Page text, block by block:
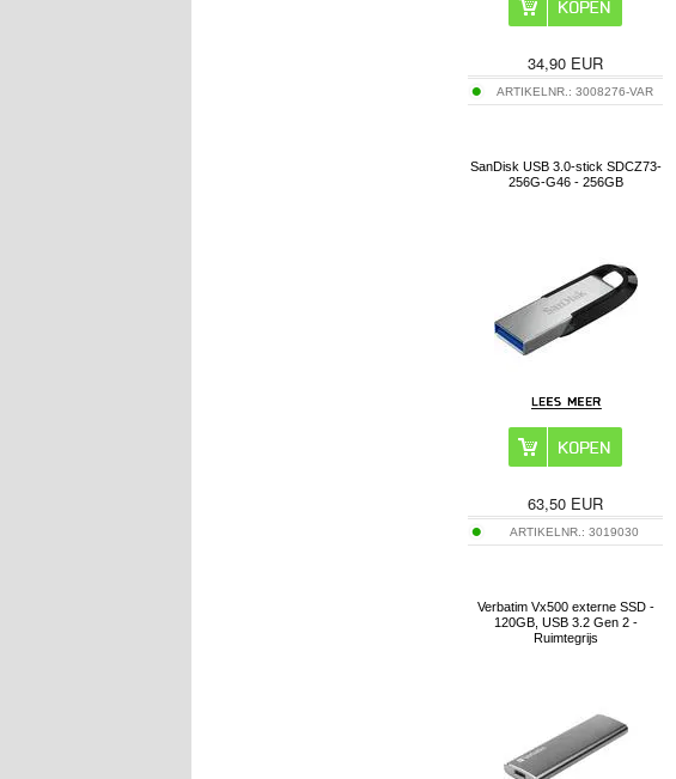
34,90 EUR
ARTIKELNR.: 3008276-VAR
SanDisk USB 3.0-stick SDCZ73-
256G-G46 - 256GB
63,50 EUR
ARTIKELNR.:3019030
Verbatim Vx500 externe SSD -
120GB, USB 3.2 Gen 2 -
Ruimtegrijs